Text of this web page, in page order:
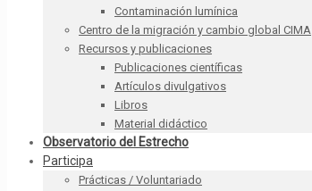
Contaminación lumínica
Centro de la migración y cambio global CIMA
Recursos y publicaciones
Publicaciones científicas
Artículos divulgativos
Libros
Material didáctico
Observatorio del Estrecho
Participa
Prácticas / Voluntariado